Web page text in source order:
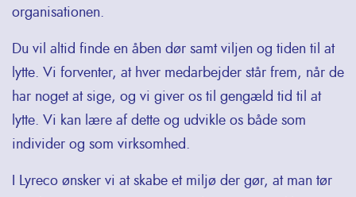
organisationen.
Du vil altid finde en åben dør samt viljen og tiden til at
lytte. Vi forventer, at hver medarbejder står frem, når de
har noget at sige, og vi giver os til gengæld tid til at
lytte. Vi kan lære af dette og udvikle os både som
individer og som virksomhed.
I Lyreco ønsker vi at skabe et miljø der gør, at man tør